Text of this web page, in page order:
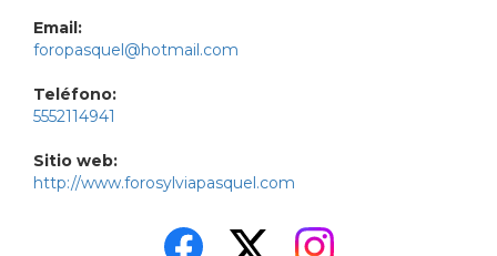
Email:
foropasquel@hotmail.com
Teléfono:
5552114941
Sitio web:
http://www.forosylviapasquel.com